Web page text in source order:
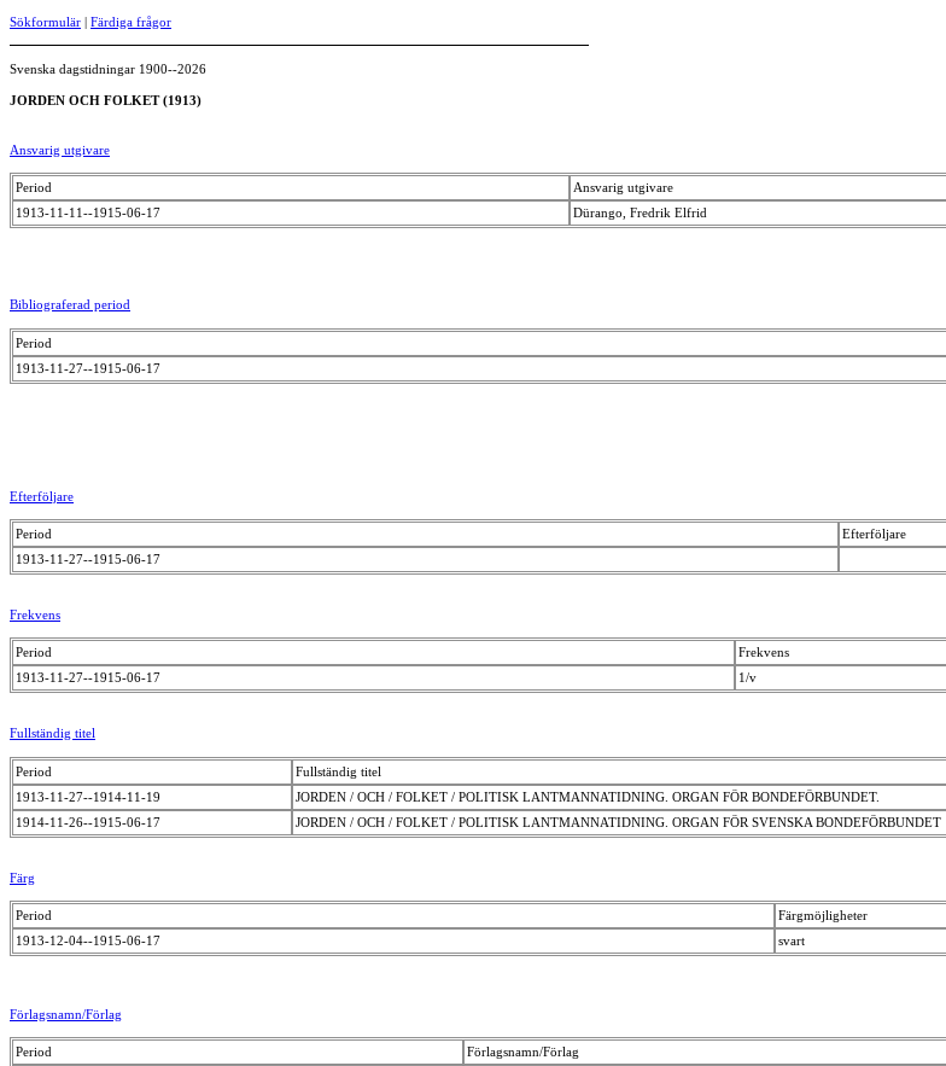
Sökformulär | Färdiga frågor
Svenska dagstidningar 1900--2026
JORDEN OCH FOLKET (1913)
Ansvarig utgivare
Period Ansvarig utgivare
1913-11-11--1915-06-17
Dürango, Fredrik Elfrid
Bibliograferad period
Period
1913-11-27--1915-06-17
Efterföljare
Period Efterföljare
1913-11-27--1915-06-17
Frekvens
Period Frekvens
1913-11-27--1915-06-17
1/v
Fullständig titel
Period Fullständig titel
1913-11-27--1914-11-19
JORDEN / OCH / FOLKET / POLITISK LANTMANNATIDNING. ORGAN FÖR BONDEFÖRBUNDET.
1914-11-26--1915-06-17
JORDEN / OCH / FOLKET / POLITISK LANTMANNATIDNING. ORGAN FÖR SVENSKA BONDEFÖRBUNDET
Färg
Period Färgmöjligheter
1913-12-04--1915-06-17
svart
Förlagsnamn/Förlag
Period Förlagsnamn/Förlag